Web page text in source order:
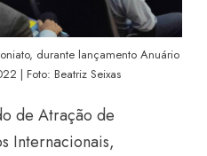
durante lançamento Anuário
| Foto: Beatriz Seixas
de Atração de
Internacionais,